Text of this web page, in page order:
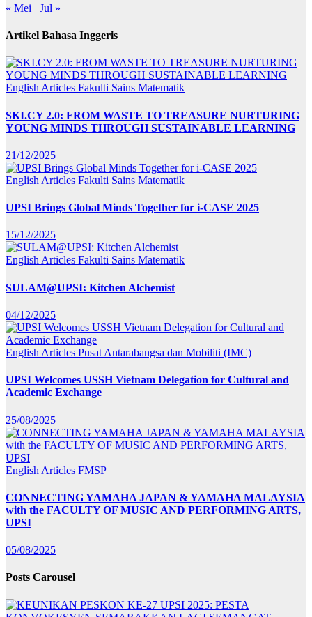
« Mei
Jul »
Artikel Bahasa Inggeris
English Articles Fakulti Sains Matematik
SKI.CY 2.0: FROM WASTE TO TREASURE NURTURING
YOUNG MINDS THROUGH SUSTAINABLE LEARNING
21/12/2025
English Articles Fakulti Sains Matematik
UPSI Brings Global Minds Together for i-CASE 2025
15/12/2025
English Articles Fakulti Sains Matematik
SULAM@UPSI: Kitchen Alchemist
04/12/2025
English Articles Pusat Antarabangsa dan Mobiliti (IMC)
UPSI Welcomes USSH Vietnam Delegation for Cultural and
Academic Exchange
25/08/2025
English Articles FMSP
CONNECTING YAMAHA JAPAN & YAMAHA MALAYSIA
with the FACULTY OF MUSIC AND PERFORMING ARTS,
UPSI
05/08/2025
Posts Carousel